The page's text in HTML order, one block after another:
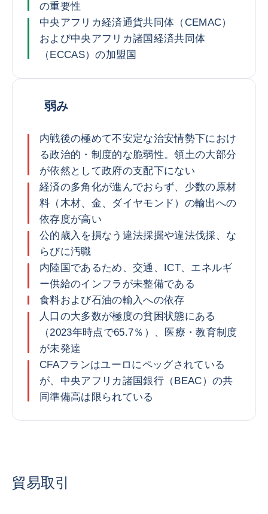
の重要性
中央アフリカ経済通貨共同体（CEMAC）
および中央アフリカ諸国経済共同体
（ECCAS）の加盟国
弱み
内戦後の極めて不安定な治安情勢下におけ
る政治的・制度的な脆弱性。領土の大部分
が依然として政府の支配下にない
経済の多角化が進んでおらず、少数の原材
料（木材、金、ダイヤモンド）の輸出への
依存度が高い
公的歳入を損なう違法採掘や違法伐採、な
らびに汚職
内陸国であるため、交通、ICT、エネルギ
ー供給のインフラが未整備である
食料および石油の輸入への依存
人口の大多数が極度の貧困状態にある
（2023年時点で65.7％）、医療・教育制度
が未発達
CFAフランはユーロにペッグされている
が、中央アフリカ諸国銀行（BEAC）の共
同準備高は限られている
貿易取引